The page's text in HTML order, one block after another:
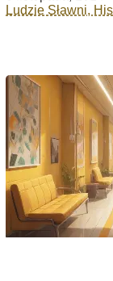
Ludzie Sławni,